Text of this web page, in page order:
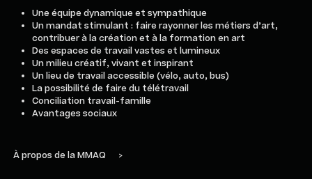
Une équipe dynamique et sympathique
Un mandat stimulant : faire rayonner les métiers d’art,
contribuer à la création et à la formation en art
Des espaces de travail vastes et lumineux
Un milieu créatif, vivant et inspirant
Un lieu de travail accessible (vélo, auto, bus)
La possibilité de faire du télétravail
Conciliation travail-famille
Avantages sociaux
À propos de la MMAQ >